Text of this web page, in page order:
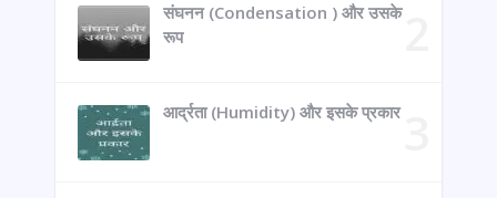
संघनन (Condensation ) और उसके
रूप
आर्द्रता (Humidity) और इसके प्रकार